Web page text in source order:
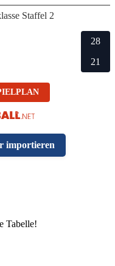
Staffel 2
28
21
importieren
Tabelle!